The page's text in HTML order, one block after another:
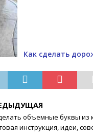
Как сделать
объемные буквы из
инструкция, идеи,